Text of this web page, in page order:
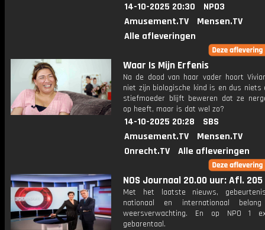
14-10-2025 20:30
NPO3
Amusement.TV
Mensen.TV
Alle afleveringen
Waar Is Mijn Erfenis
Na de dood van haar vader hoort
niet zijn biologische kind is en dus niets
stiefmoeder blijft beweren dat ze
op heeft, maar is dat wel zo?
14-10-2025 20:28
SBS
Amusement.TV
Mensen.TV
Onrecht.TV
Alle afleveringen
NOS Journaal 20.00 uur: Afl. 205
Met het laatste nieuws,
nationaal en internationaal
weersverwachting. En op NPO 1
gebarentaal.